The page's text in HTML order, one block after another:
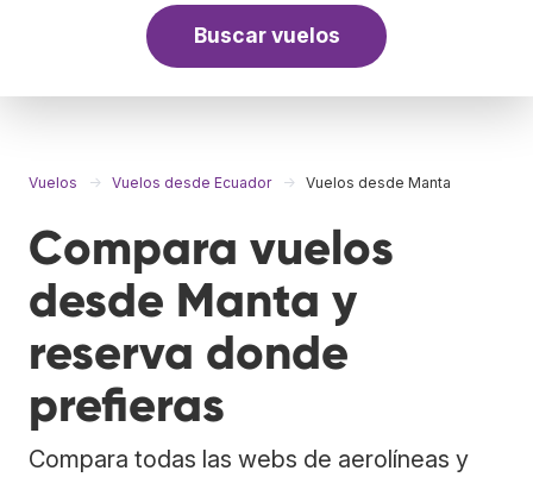
Buscar vuelos
Vuelos Vuelos desde Ecuador Vuelos desde Manta
Compara vuelos
desde Manta y
reserva donde
prefieras
Compara todas las webs de aerolíneas y